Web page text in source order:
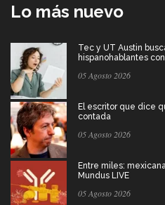
Lo más nuevo
Tec y UT Austin
hispanohablantes
05 Agosto 2026
El escritor que dice
contada
05 Agosto 2026
Entre miles:
Mundus LIVE
05 Agosto 2026